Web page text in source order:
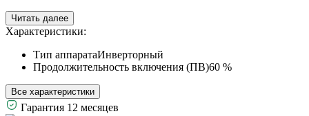
Читать далее
Характеристики:
Тип аппаратаИнверторный
Продолжительность включения (ПВ)60 %
Все характеристики
Гарантия 12 месяцев